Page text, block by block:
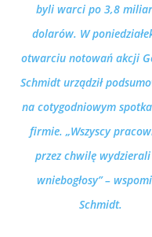
byli warci po 3,8
dolarów. W
otwarciu notowań akcji
Schmidt urządził
na cotygodniowym
firmie. „Wszyscy
przez chwilę wydzierali
wniebogłosy” –
Schmidt.